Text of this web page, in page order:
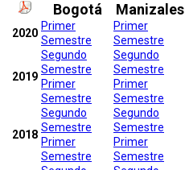
Bogotá Manizales
2020
Primer
Semestre
Primer
Semestre
2019
Segundo
Semestre
Primer
Semestre
Segundo
Semestre
Primer
Semestre
2018
Segundo
Semestre
Primer
Semestre
Segundo
Semestre
Primer
Semestre